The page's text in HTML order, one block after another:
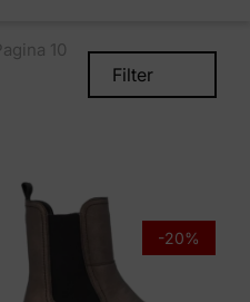
10
Filter
-20%